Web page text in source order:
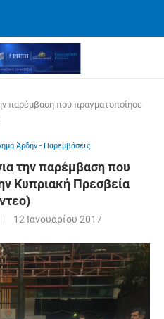
παρέμβαση που πραγματοποίησε
Άρδην - Παρεμβάσεις
την παρέμβαση που
Κυπριακή Πρεσβεία
12 Ιανουαρίου 2017